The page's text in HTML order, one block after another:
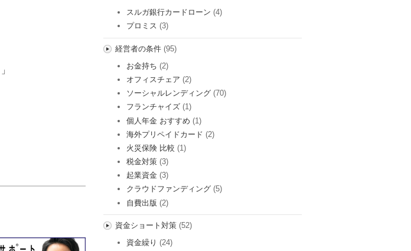
」
スルガ銀行カードローン (4)
プロミス (3)
経営者の条件(95)
お金持ち (2)
オフィスチェア (2)
ソーシャルレンディング (70)
フランチャイズ (1)
個人年金 おすすめ (1)
海外プリペイドカード (2)
火災保険 比較 (1)
税金対策 (3)
起業資金 (3)
クラウドファンディング (5)
自費出版 (2)
資金ショート対策(52)
資金繰り (24)